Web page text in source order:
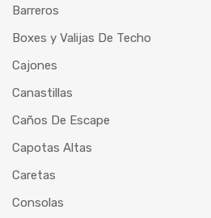
Barreros
Boxes y Valijas De Techo
Cajones
Canastillas
Caños De Escape
Capotas Altas
Caretas
Consolas